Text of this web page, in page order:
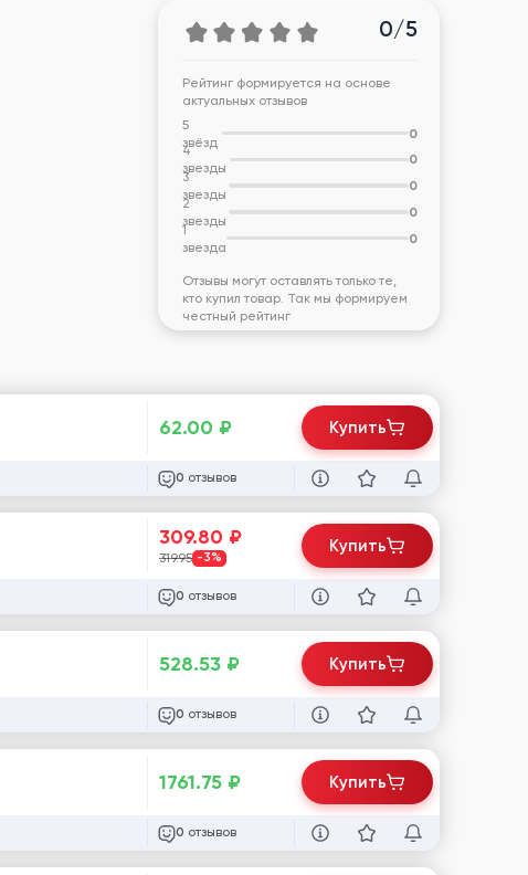
0/5
Рейтинг формируется на основе
актуальных отзывов
5
звёзд
0
4
звезды
0
3
звезды
0
2
звезды
0
1
звезда
0
Отзывы могут оставлять только те,
кто купил товар. Так мы формируем
честный рейтинг
62.00 ₽
0 отзывов
Купить
309.80 ₽
319.95 -3%
0 отзывов
Купить
528.53 ₽
0 отзывов
Купить
1761.75 ₽
0 отзывов
Купить